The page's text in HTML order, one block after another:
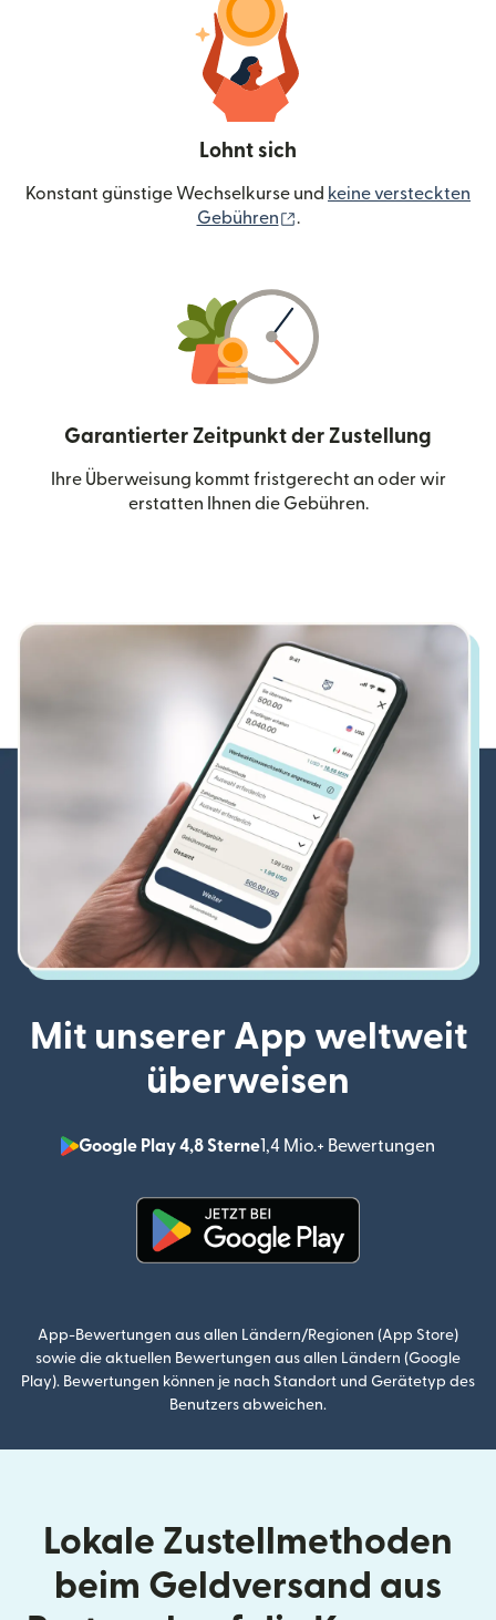
Lohnt sich
Konstant günstige Wechselkurse und keine versteckten
Gebühren
.
Garantierter Zeitpunkt der Zustellung
Ihre Überweisung kommt fristgerecht an oder wir
erstatten Ihnen die Gebühren.
Mit unserer App weltweit
überweisen
Google Play 4,8 Sterne1,4 Mio.+ Bewertungen
App-Bewertungen aus allen Ländern/Regionen (App Store)
sowie die aktuellen Bewertungen aus allen Ländern (Google
Play). Bewertungen können je nach Standort und Gerätetyp des
Benutzers abweichen.
Lokale Zustellmethoden
beim Geldversand aus